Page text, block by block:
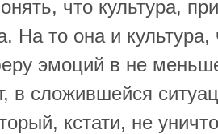
что культура,
На то она и
эмоций в не
в сложившейся
кстати, не